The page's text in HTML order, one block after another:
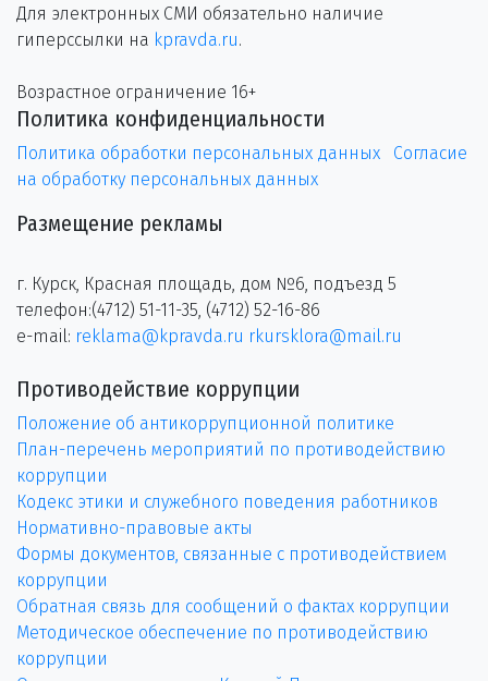
Для электронных СМИ обязательно наличие
гиперссылки на kpravda.ru.
Возрастное ограничение 16+
Политика конфиденциальности
Политика обработки персональных данных
Согласие
на обработку персональных данных
Размещение рекламы
г. Курск, Красная площадь, дом №6, подъезд 5
телефон:(4712) 51-11-35, (4712) 52-16-86
e-mail: reklama@kpravda.ru rkursklora@mail.ru
Противодействие коррупции
Положение об антикоррупционной политике
План-перечень мероприятий по противодействию
коррупции
Кодекс этики и служебного поведения работников
Нормативно-правовые акты
Формы документов, связанные с противодействием
коррупции
Обратная связь для сообщений о фактах коррупции
Методическое обеспечение по противодействию
коррупции